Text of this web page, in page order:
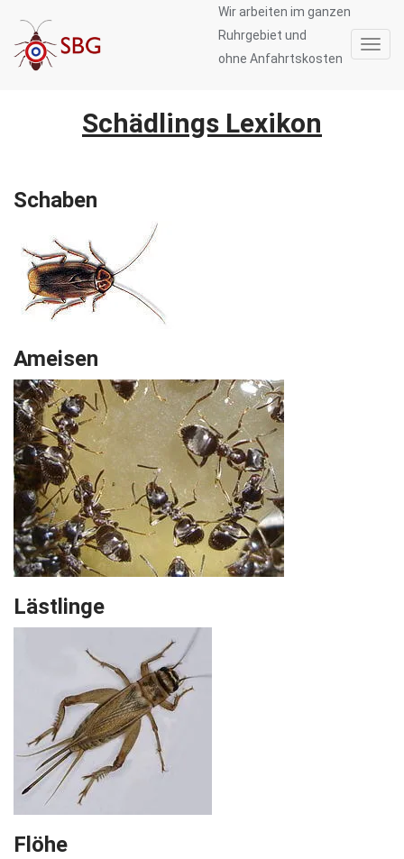
Wir arbeiten im ganzen
Ruhrgebiet und
ohne Anfahrtskosten
Schädlings Lexikon
Schaben
Ameisen
Lästlinge
Flöhe